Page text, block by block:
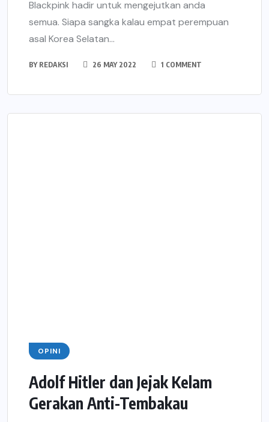
Blackpink hadir untuk mengejutkan anda
semua. Siapa sangka kalau empat perempuan
asal Korea Selatan...
BY REDAKSI 26 MAY 2022 1 COMMENT
OPINI
Adolf Hitler dan Jejak Kelam
Gerakan Anti-Tembakau